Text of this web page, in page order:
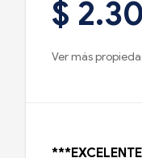
$
Ver más